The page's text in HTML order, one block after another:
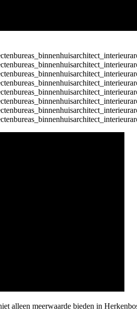
alleen meerwaarde bieden in